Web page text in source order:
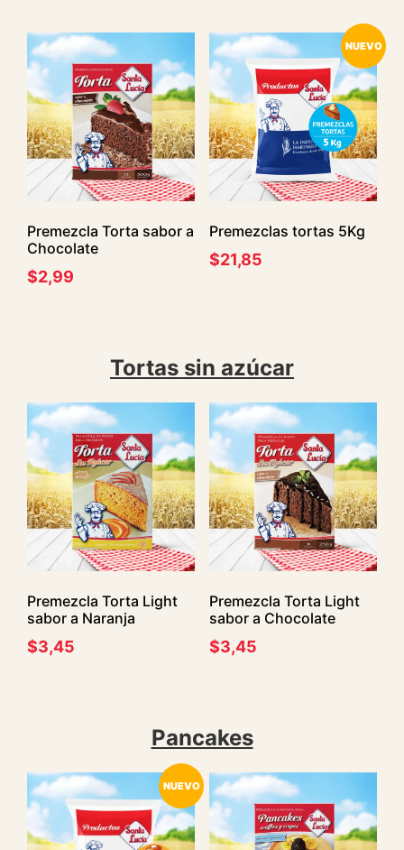
Premezcla Torta sabor a
Chocolate
$2,99
NUEVO
Premezclas tortas 5Kg
$21,85
Tortas sin azúcar
Premezcla Torta Light
sabor a Naranja
$3,45
Premezcla Torta Light
sabor a Chocolate
$3,45
Pancakes
NUEVO